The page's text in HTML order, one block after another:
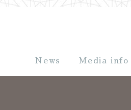
News Media info